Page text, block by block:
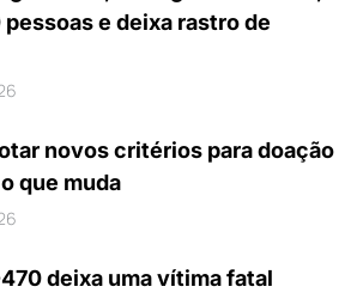
pessoas e deixa rastro de
novos critérios para doação
que muda
deixa uma vítima fatal